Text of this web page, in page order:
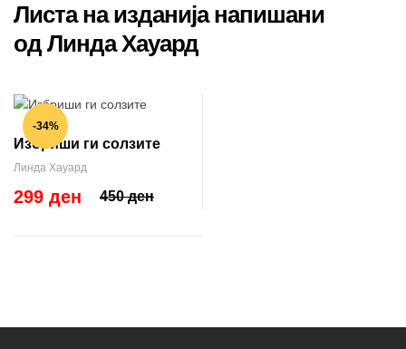
Листа на изданија напишани
од Линда Хауард
-34%
Избриши ги солзите
Линда Хауард
450 ден
299 ден